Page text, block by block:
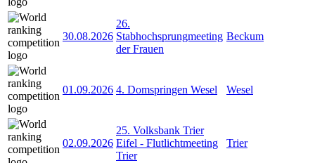
30.08.2026
26.
Stabhochsprungmeeting
der Frauen
Beckum
01.09.2026 4. Domspringen Wesel Wesel
02.09.2026
25. Volksbank Trier
Eifel - Flutlichtmeeting
Trier
Trier